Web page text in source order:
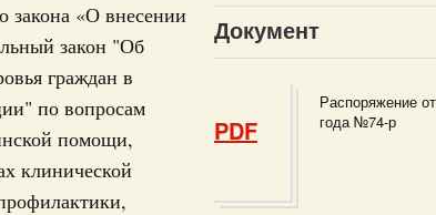
Документ
PDF
Распоряжение
года №74-р
закона «О внесении
закон "Об
граждан в
по вопросам
помощи,
клинической
25 июня 2026 года
11 июня 2026 года
3
10